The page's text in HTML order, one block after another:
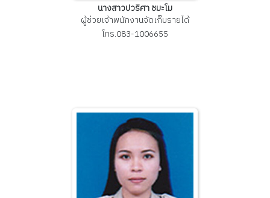
นางสาวปวริศา ชมะโม
ผู้ช่วยเจ้าพนักงานจัดเก็บรายได้
โทร.083-1006655